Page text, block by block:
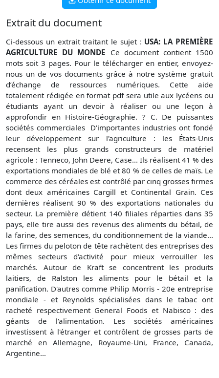
Extrait du document
Ci-dessous un extrait traitant le sujet : USA: LA PREMIÈRE
AGRICULTURE DU MONDE Ce document contient 1500
mots soit 3 pages. Pour le télécharger en entier, envoyez-
nous un de vos documents grâce à notre système gratuit
d’échange de ressources numériques. Cette aide
totalement rédigée en format pdf sera utile aux lycéens ou
étudiants ayant un devoir à réaliser ou une leçon à
approfondir en Histoire-Géographie. ? C. De puissantes
sociétés commerciales  D'importantes industries ont fondé
leur développement sur l'agriculture : les États-Unis
recensent les plus grands constructeurs de matériel
agricole : Tenneco, John Deere, Case... Ils réalisent 41 % des
exportations mondiales de blé et 80 % de celles de maïs. Le
commerce des céréales est contrôlé par cinq grosses firmes
dont deux américaines Cargill et Continental Grain. Ces
dernières réalisent 90 % des exportations nationales du
secteur. La première détient 140 filiales réparties dans 35
pays, elle tire aussi des revenus des aliments du bétail, de
la farine, des semences, du conditionnement de la viande...
Les firmes du peloton de tête rachètent des entreprises des
mêmes secteurs d'activité pour mieux verrouiller les
marchés. Autour de Kraft se concentrent les produits
laitiers, de Ralston les aliments pour le bétail et la
panification. D'autres comme Philip Morris - 20e entreprise
mondiale - et Reynolds spécialisées dans le tabac ont
racheté respectivement General Foods et Nabisco : des
géants de l'alimentation. Les sociétés américaines
investissent à l'étranger et contrôlent de grosses parts de
marché en Allemagne, Royaume-Uni, France, Canada,
Argentine...